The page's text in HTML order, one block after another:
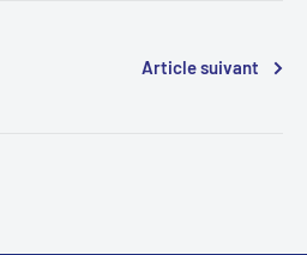
Article suivant